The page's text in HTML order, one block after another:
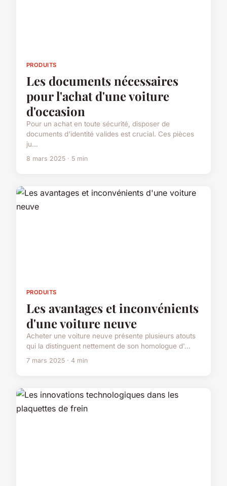
PRODUITS
Les documents nécessaires
pour l'achat d'une voiture
d'occasion
Pour un achat en toute sécurité, disposer de
documents d'identité valides est crucial. Ces pièces
ju...
8 mars 2025 · 5 min
PRODUITS
Les avantages et inconvénients
d'une voiture neuve
Acheter une voiture neuve présente plusieurs atouts
qui la distinguent nettement de son homologue d'...
7 mars 2025 · 4 min